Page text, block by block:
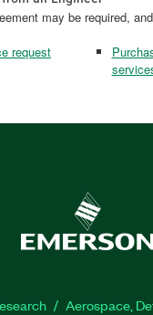
may be required,
request
Aerospace,